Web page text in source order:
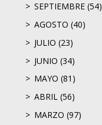
SEPTIEMBRE (54)
AGOSTO (40)
JULIO (23)
JUNIO (34)
MAYO (81)
ABRIL (56)
MARZO (97)